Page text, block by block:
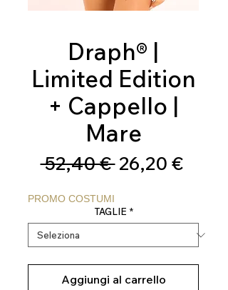
Draph® |
Limited Edition
+ Cappello |
Mare
52,40 € Prezzo
26,20 €Prezzo
PROMO COSTUMI
TAGLIE *
Aggiungi al carrello